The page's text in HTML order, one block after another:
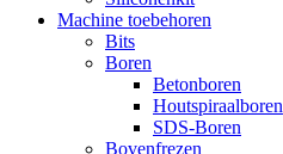
Machine toebehoren
Bits
Boren
Betonboren
Houtspiraalboren
SDS-Boren
Bovenfrezen